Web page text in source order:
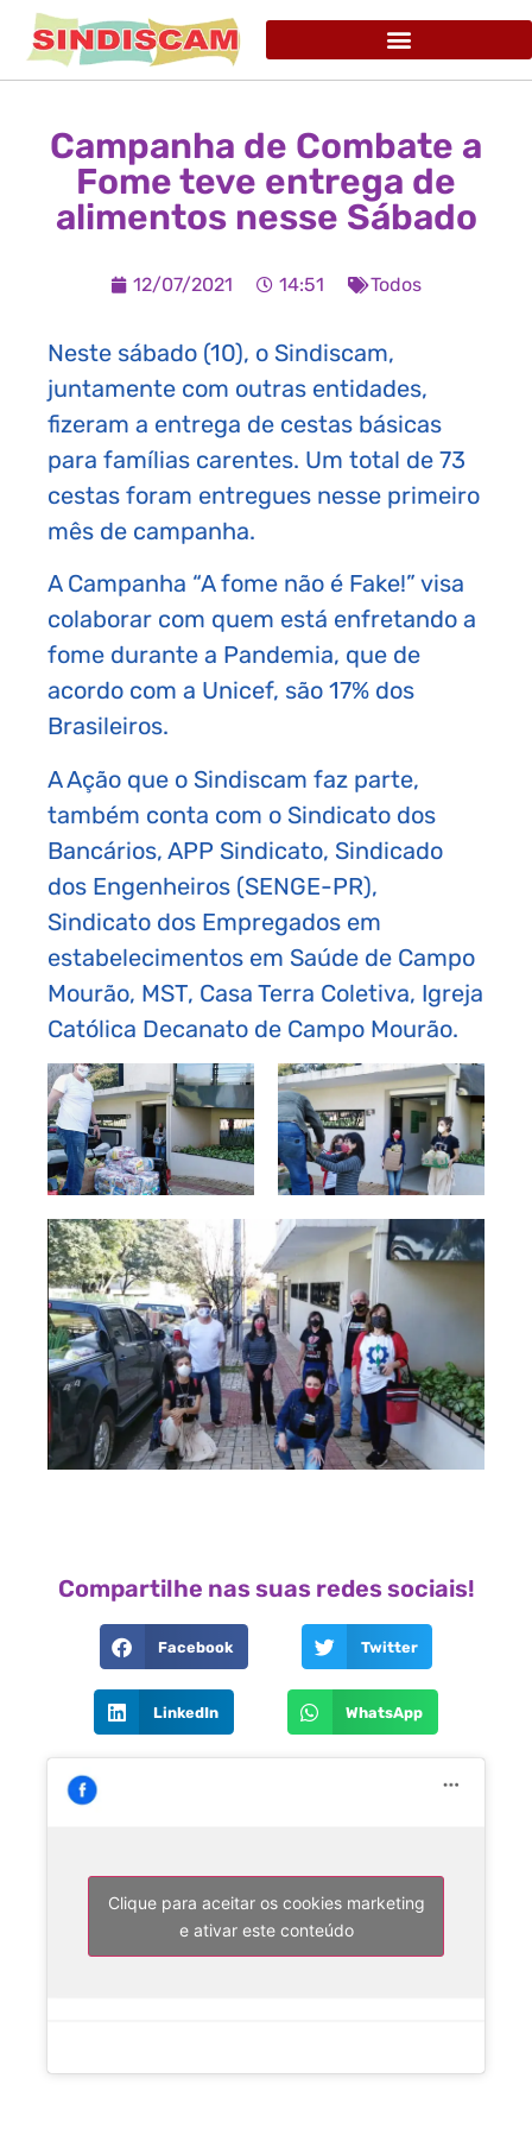
Campanha de Combate a
Fome teve entrega de
alimentos nesse Sábado
12/07/2021 14:51 Todos
Neste sábado (10), o Sindiscam,
juntamente com outras entidades,
fizeram a entrega de cestas básicas
para famílias carentes. Um total de 73
cestas foram entregues nesse primeiro
mês de campanha.
A Campanha “A fome não é Fake!” visa
colaborar com quem está enfretando a
fome durante a Pandemia, que de
acordo com a Unicef, são 17% dos
Brasileiros.
A Ação que o Sindiscam faz parte,
também conta com o Sindicato dos
Bancários, APP Sindicato, Sindicado
dos Engenheiros (SENGE-PR),
Sindicato dos Empregados em
estabelecimentos em Saúde de Campo
Mourão, MST, Casa Terra Coletiva, Igreja
Católica Decanato de Campo Mourão.
Compartilhe nas suas redes sociais!
Facebook Twitter
LinkedIn WhatsApp
Clique para aceitar os cookies marketing
e ativar este conteúdo